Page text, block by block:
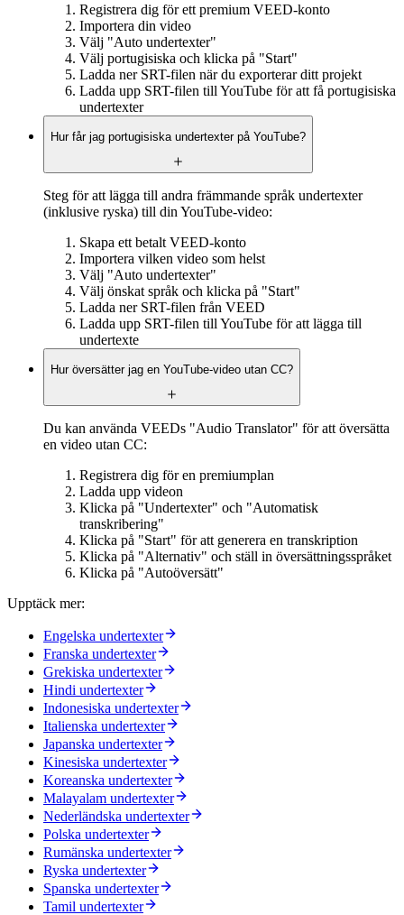
Registrera dig för ett premium VEED-konto
Importera din video
Välj "Auto undertexter"
Välj portugisiska och klicka på "Start"
Ladda ner SRT-filen när du exporterar ditt projekt
Ladda upp SRT-filen till YouTube för att få portugisiska
undertexter
Hur får jag portugisiska undertexter på YouTube?
Steg för att lägga till andra främmande språk undertexter
(inklusive ryska) till din YouTube-video:
Skapa ett betalt VEED-konto
Importera vilken video som helst
Välj "Auto undertexter"
Välj önskat språk och klicka på "Start"
Ladda ner SRT-filen från VEED
Ladda upp SRT-filen till YouTube för att lägga till
undertexte
Hur översätter jag en YouTube-video utan CC?
Du kan använda VEEDs "Audio Translator" för att översätta
en video utan CC:
Registrera dig för en premiumplan
Ladda upp videon
Klicka på "Undertexter" och "Automatisk
transkribering"
Klicka på "Start" för att generera en transkription
Klicka på "Alternativ" och ställ in översättningsspråket
Klicka på "Autoöversätt"
Upptäck mer:
Engelska undertexter
Franska undertexter
Grekiska undertexter
Hindi undertexter
Indonesiska undertexter
Italienska undertexter
Japanska undertexter
Kinesiska undertexter
Koreanska undertexter
Malayalam undertexter
Nederländska undertexter
Polska undertexter
Rumänska undertexter
Ryska undertexter
Spanska undertexter
Tamil undertexter